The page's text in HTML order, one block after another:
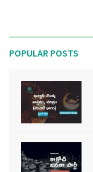
POPULAR POSTS